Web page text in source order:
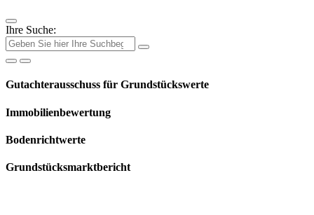
Ihre Suche:
Gutachterausschuss für Grundstückswerte
Immobilienbewertung
Bodenrichtwerte
Grundstücksmarktbericht